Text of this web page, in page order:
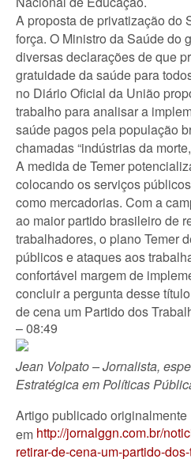
A proposta de privatização do
força. O Ministro da Saúde do
diversas declarações de que
gratuidade da saúde para
no Diário Oficial da União
trabalho para analisar a
saúde pagos pela população
chamadas “indústrias da
A medida de Temer
colocando os serviços
como mercadorias. Com a
ao maior partido brasileiro de
trabalhadores, o plano Temer
públicos e ataques aos
confortável margem de
concluir a pergunta desse
de cena um Partido dos
– 08:49
Jean Volpato – Jornalista,
Estratégica em Políticas
Artigo publicado originalmente
em http://jornalggn.com.br/
retirar-de-cena-um-partido-